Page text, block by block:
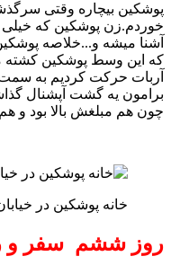
پوشکین بیچاره وقتی
خوردم.زن پوشکین که خیلی
آشنا میشه و...خلاصه
که این وسط پوشکین کشته
آربات حرکت کردیم به
برامون یه گشت آپشنال
چون هم مبلغش بالا بود و
خانه پوشکین در
روز ششم سفر و